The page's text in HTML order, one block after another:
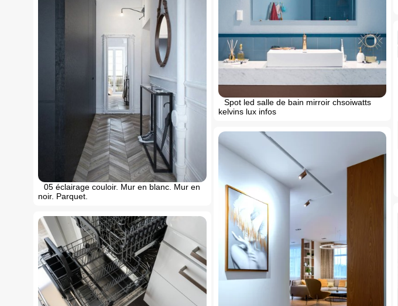
Spot led salle de bain mirroir chsoiwatts
kelvins lux infos
05 éclairage couloir. Mur en blanc. Mur en
noir. Parquet.